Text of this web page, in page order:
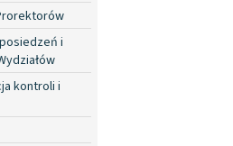
i
kontroli i